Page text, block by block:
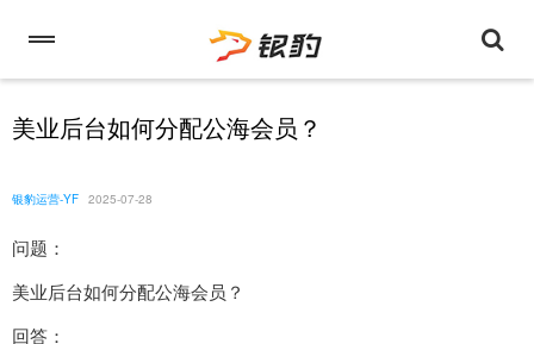
美业后台如何分配公海会员？
银豹运营-YF 2025-07-28
问题：
美业后台如何分配公海会员？
回答：